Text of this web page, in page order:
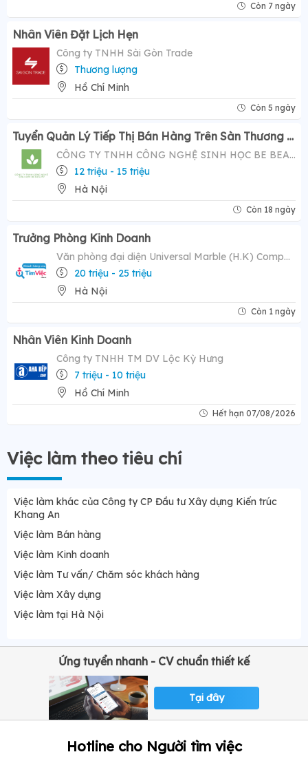
Còn 7 ngày
Nhân Viên Đặt Lịch Hẹn
Công ty TNHH Sài Gòn Trade
Thương lượng
Hồ Chí Minh
Còn 5 ngày
Tuyển Quản Lý Tiếp Thị Bán Hàng Trên Sàn Thương Mại Điện Tử ( Tiktok Shop)- Mức Lương Hấp Dẫn 12-20 Triệu
CÔNG TY TNHH CÔNG NGHỆ SINH HỌC BE BEAUTY
12 triệu - 15 triệu
Hà Nội
Còn 18 ngày
Trưởng Phòng Kinh Doanh
Văn phòng đại diện Universal Marble (H.K) Company Limited
20 triệu - 25 triệu
Hà Nội
Còn 1 ngày
Nhân Viên Kinh Doanh
Công ty TNHH TM DV Lộc Kỳ Hưng
7 triệu - 10 triệu
Hồ Chí Minh
Hết hạn 07/08/2026
Việc làm theo tiêu chí
Việc làm khác của Công ty CP Đầu tư Xây dựng Kiến trúc
Khang An
Việc làm Bán hàng
Việc làm Kinh doanh
Việc làm Tư vấn/ Chăm sóc khách hàng
Việc làm Xây dựng
Việc làm tại Hà Nội
Ứng tuyển nhanh - CV chuẩn thiết kế
Tại đây
Hotline cho Người tìm việc